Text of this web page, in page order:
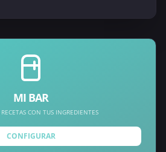
MI BAR
CON TUS INGREDIENTES
CONFIGURAR